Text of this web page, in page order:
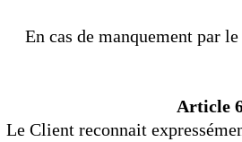
En cas de manquement par
Article
Le Client reconnait